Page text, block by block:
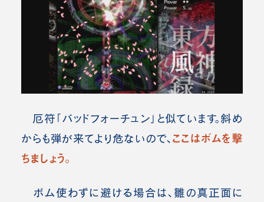
厄符「バッドフォーチュン」と似ています。斜め
からも弾が来てより危ないので、 ここはボムを撃
ちましょう。
ボム使わずに避ける場合は、雛の真正面に